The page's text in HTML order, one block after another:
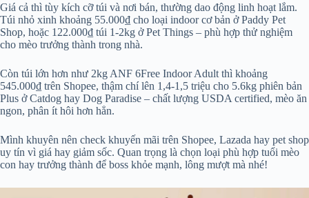
Giá cả thì tùy kích cỡ túi và nơi bán, thường dao động linh hoạt lắm.
Túi nhỏ xinh khoảng 55.000₫ cho loại indoor cơ bản ở Paddy Pet
Shop, hoặc 122.000₫ túi 1-2kg ở Pet Things – phù hợp thử nghiệm
cho mèo trưởng thành trong nhà.
Còn túi lớn hơn như 2kg ANF 6Free Indoor Adult thì khoảng
545.000₫ trên Shopee, thậm chí lên 1,4-1,5 triệu cho 5.6kg phiên bản
Plus ở Catdog hay Dog Paradise – chất lượng USDA certified, mèo ăn
ngon, phân ít hôi hơn hẳn.
Mình khuyên nên check khuyến mãi trên Shopee, Lazada hay pet shop
uy tín vì giá hay giảm sốc. Quan trọng là chọn loại phù hợp tuổi mèo
con hay trưởng thành để boss khỏe mạnh, lông mượt mà nhé!